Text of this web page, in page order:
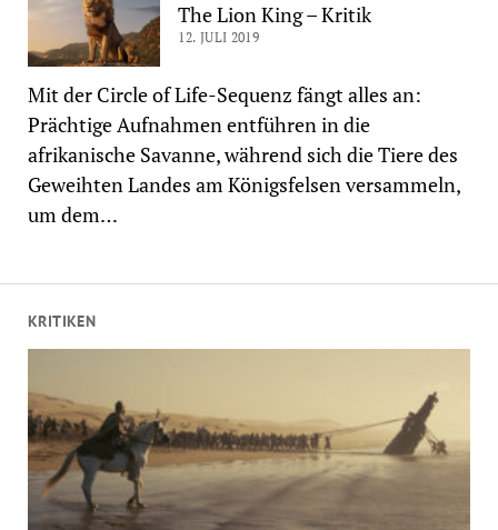
KRITIKEN
The Lion King – Kritik
12. JULI 2019
Mit der Circle of Life-Sequenz fängt alles an:
Prächtige Aufnahmen entführen in die
afrikanische Savanne, während sich die Tiere des
Geweihten Landes am Königsfelsen versammeln,
um dem…